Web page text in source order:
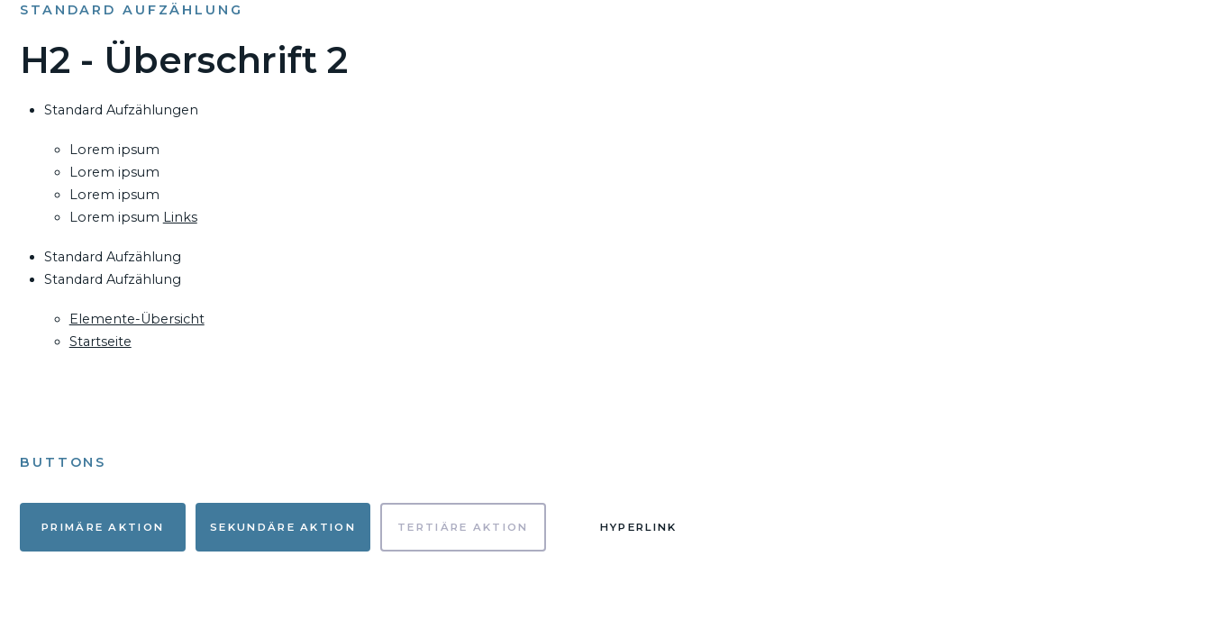
STANDARD AUFZÄHLUNG
H2 - Überschrift 2
Standard Aufzählungen
Lorem ipsum
Lorem ipsum
Lorem ipsum
Lorem ipsum Links
Standard Aufzählung
Standard Aufzählung
Elemente-Übersicht
Startseite
BUTTONS
PRIMÄRE AKTION SEKUNDÄRE AKTION TERTIÄRE AKTION HYPERLINK